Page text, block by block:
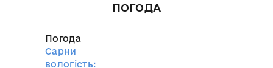
ПОГОДА
Погода
Сарни
вологість: